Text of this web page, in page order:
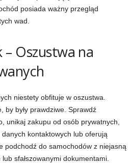
posiada ważny przegląd
wad.
– Oszustwa na
niestety obfituje w oszustwa.
by były prawdziwe. Sprawdź
unikaj zakupu od osób prywatnych,
kontaktowych lub oferują
podchodź do samochodów z niejasną
sfałszowanymi dokumentami.